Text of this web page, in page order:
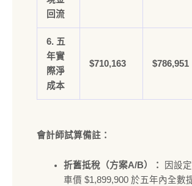
回流
6. 五
年實
際淨
成本
$710,163 $786,951
會計師試算備註：
折舊抵稅（方案A/B）：
因設
車價 $1,899,900 於五年內全數